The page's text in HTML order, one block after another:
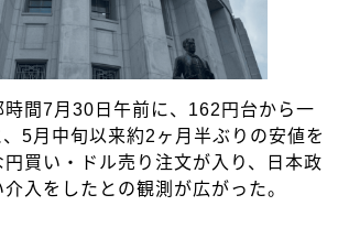
時間7月30日午前に、162円台から一
5月中旬以来約2ヶ月半ぶりの安値を
買い・ドル売り注文が入り、日本政
入をしたとの観測が広がった。